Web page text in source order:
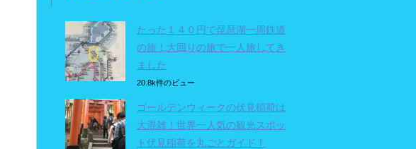
たった１４０円で琵琶湖一周鉄道
の旅！大回りの旅で一人旅してき
ました
20.8k件のビュー
ゴールデンウィークの伏見稲荷は
大混雑！世界一人気の観光スポッ
ト伏見稲荷を丸ごとガイド！